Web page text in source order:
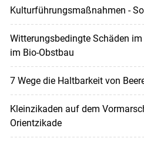
Kulturführungsmaßnahmen -
Witterungsbedingte Schäden
im Bio-Obstbau
7 Wege die Haltbarkeit von
Kleinzikaden auf dem
Orientzikade